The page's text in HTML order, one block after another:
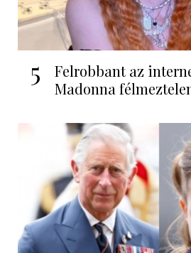
5
Felrobbant az
Madonna